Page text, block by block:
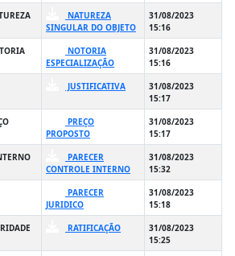
NATUREZA
SINGULAR DO OBJETO
31/08/2023
15:16
NOTORIA
ESPECIALIZAÇÃO
31/08/2023
15:16
JUSTIFICATIVA
31/08/2023
15:17
PREÇO
PROPOSTO
31/08/2023
15:17
PARECER
CONTROLE INTERNO
31/08/2023
15:32
PARECER
JURIDICO
31/08/2023
15:18
RATIFICAÇÃO
31/08/2023
15:25